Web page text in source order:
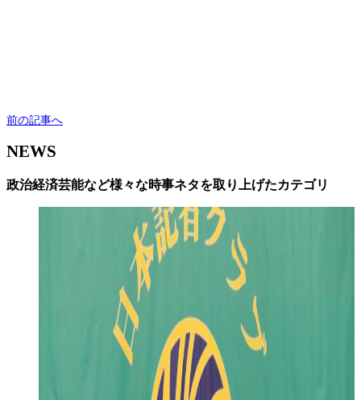
前の記事へ
NEWS
政治経済芸能など様々な時事ネタを取り上げたカテゴリ